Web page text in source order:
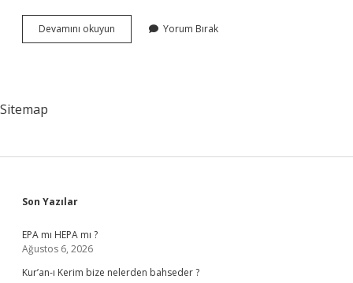
Devamını okuyun
Hangi
Yorum Bırak
Sitemap
Sidebar
Son Yazılar
EPA mı HEPA mı ?
Ağustos 6, 2026
Kur’an-ı Kerim bize nelerden bahseder ?